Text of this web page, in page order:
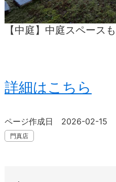
【中庭】中庭スペース
詳細はこちら
ページ作成日 2026-02-15
門真店